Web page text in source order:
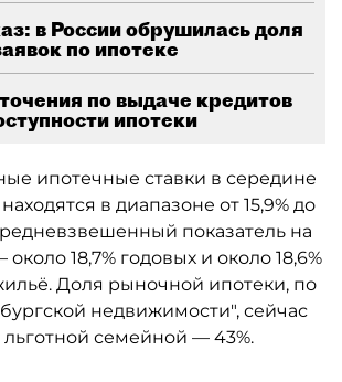
в России обрушилась доля
по ипотеке
по выдаче кредитов
ипотеки
ипотечные ставки в середине
в диапазоне от 15,9% до
показатель на
18,7% годовых и около 18,6%
Доля рыночной ипотеки, по
недвижимости", сейчас
льготной семейной — 43%.